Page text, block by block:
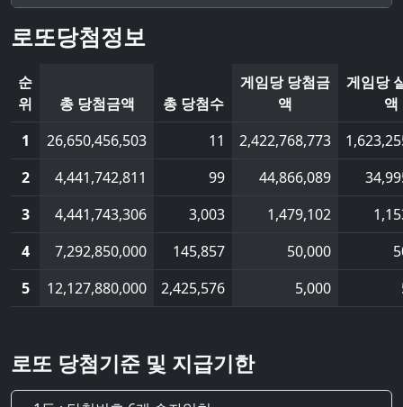
로또당첨정보
순
위
총 당첨금액 총 당첨수
게임당 당첨금
액
게임당
액
1
26,650,456,503 11 2,422,768,773
2
4,441,742,811 99 44,866,089
3
4,441,743,306 3,003 1,479,102
4
7,292,850,000 145,857 50,000
5
12,127,880,000 2,425,576 5,000
로또 당첨기준 및 지급기한